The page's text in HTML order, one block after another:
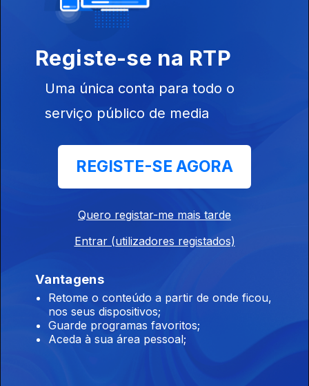
Ep. 16
Registe-se na RTP
Uma única conta para todo o
serviço público de media
REGISTE-SE AGORA
Quero registar-me mais tarde
Entrar (utilizadores registados)
Vantagens
Retome o conteúdo a partir de onde ficou,
nos seus dispositivos;
Guarde programas favoritos;
Aceda à sua área pessoal;